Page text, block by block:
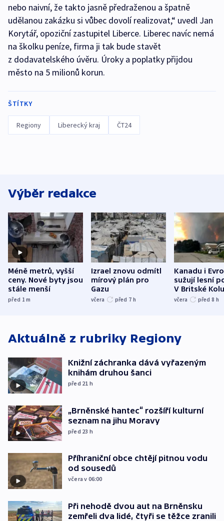
nebo naivní, že takto jasně předraženou a špatně
udělanou zakázku si vůbec dovolí realizovat,“ uvedl Jan
Korytář, opoziční zastupitel Liberce. Liberec navíc nemá
na školku peníze, firma ji tak bude stavět
z dodavatelského úvěru. Úroky a poplatky přijdou
město na 5 milionů korun.
ŠTÍTKY
Regiony Liberecký kraj ČT24
Výběr redakce
Méně metrů, vyšší
ceny. Nové byty jsou
stále menší
před 1m
Izrael znovu odmítl
mírový plán pro
Gazu
včera před 7 h
Kanadu i
sužují lesní
V Britské
evakuovali
včera před 8 h
Aktuálně z rubriky Regiony
Knižní záchranka dává vyřazeným
knihám druhou šanci
před 21 h
„Brněnské hantec“ rozšíří kulturní
seznam na jihu Moravy
před 23 h
Příhraniční obce chtějí pitnou vodu
od sousedů
včera v 06:00
Při nehodě dvou aut na Brněnsku
zemřeli dva lidé, čtyři se těžce zranili